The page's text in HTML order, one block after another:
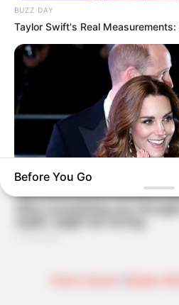
BUZZ DAY
Taylor Swift's Real
Kate Middleton's Daring Outfit
Before You Go